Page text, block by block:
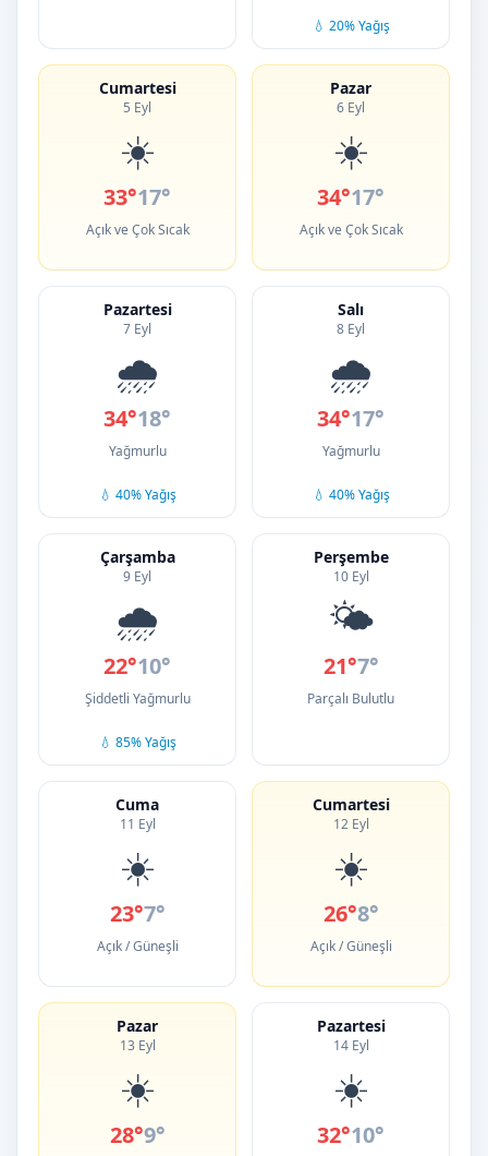
💧 20% Yağış
Cumartesi
5 Eyl
☀️
33°17°
Açık ve Çok Sıcak
Pazar
6 Eyl
☀️
34°17°
Açık ve Çok Sıcak
Pazartesi
7 Eyl
🌧️
34°18°
Yağmurlu
💧 40% Yağış
Salı
8 Eyl
🌧️
34°17°
Yağmurlu
💧 40% Yağış
Çarşamba
9 Eyl
🌧️
22°10°
Şiddetli Yağmurlu
💧 85% Yağış
Perşembe
10 Eyl
🌤️
21°7°
Parçalı Bulutlu
Cuma
11 Eyl
☀️
23°7°
Açık / Güneşli
Cumartesi
12 Eyl
☀️
26°8°
Açık / Güneşli
Pazar
13 Eyl
☀️
28°9°
Pazartesi
14 Eyl
☀️
32°10°